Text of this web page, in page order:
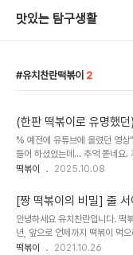
맛있는 탐구생활
유치찬란떡볶이 2
(한판 떡볶이로 유명했
식 나중에 재오픈 한다고
% 예전에 유튜브에 올렸던 영상
들어 하셨었는데… 추억 돋네요.
데..!! ______________ 유치찬란
문분식처럼,인터넷에 두번 째로
판 떡볶이”로 유명헸던 종로의
탐방 20년 동안의 결과물 중 하
면서 나가라고 하실 때할머니
가 요즘 종로 쪽에 가게를 알아
떡볶이 2025.10.08
[짱 떡볶이의 비밀] 줄
국물 떡볶이 - Korean
bokki
안녕하세요 유치찬란입니다. 떡
년, 앞으로 언제까지 떡볶이 먹
지만, 확실한 사실은 제 인생의
떡볶이 2021.10.26